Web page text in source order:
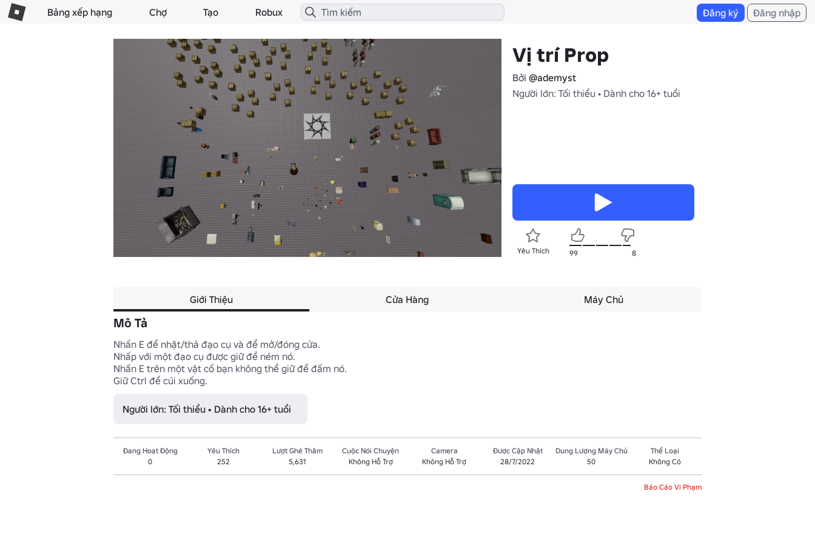
Bảng xếp hạng Chợ Tạo Robux Đăng ký Đăng nhập
Vị trí Prop
Bởi @ademyst
Người lớn: Tối thiểu • Dành cho 16+ tuổi
Yêu Thích 99 8
Giới Thiệu Cửa Hàng Máy Chủ
Mô Tả
Nhấn E để nhặt/thả đạo cụ và để mở/đóng cửa.
Nhấp với một đạo cụ được giữ để ném nó.
Nhấn E trên một vật cố bạn không thể giữ để đấm nó.
Giữ Ctrl để cúi xuống.
Người lớn: Tối thiểu • Dành cho 16+ tuổi
Đang Hoạt Động
0
Yêu Thích
252
Lượt Ghé Thăm
5,631
Cuộc Nói Chuyện
Không Hỗ Trợ
Camera
Không Hỗ Trợ
Được Cập Nhật
28/7/2022
Dung Lượng Máy Chủ
50
Thể Loại
Không Có
Báo Cáo Vi Phạm